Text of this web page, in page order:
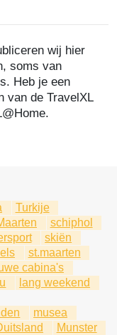
wij hier
soms van
Heb je een
van de TravelXL
Turkije
schiphol
skiën
st.maarten
cabina's
lang weekend
musea
Munster